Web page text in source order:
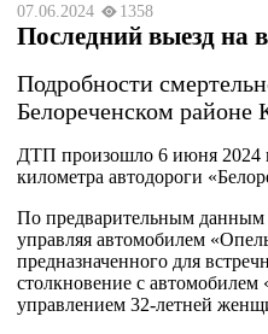
07.06.2024 1358
Последний выезд на
Подробности
Белореченском районе
ДТП произошло 6 июня 2024
километра автодороги
По предварительным данным
управляя автомобилем
предназначенного для
столкновение с
управлением 32-летней